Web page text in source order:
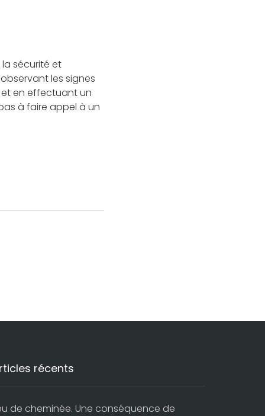
sécurité et
les signes
et en effectuant un
à faire appel à un
récents
de cheminée. Une conséquence de